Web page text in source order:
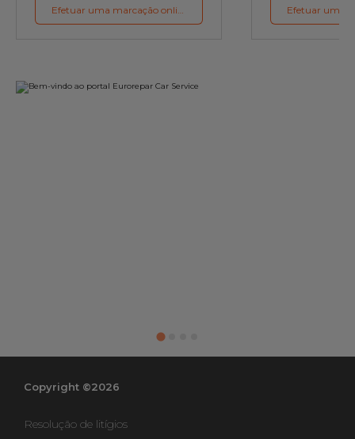
Efetuar uma marcação online
Copyright ©2026
Resolução de litígios